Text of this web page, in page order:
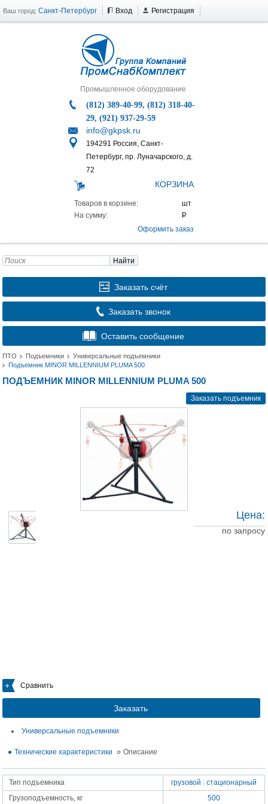
Ваш город: Санкт-Петербург Вход Регистрация
Промышленное оборудование
(812) 389-40-99, (812) 318-40-
29, (921) 937-29-59
info@gkpsk.ru
194291 Россия, Санкт-
Петербург, пр. Луначарского, д.
72
КОРЗИНА
Товаров в корзине:
На сумму:
Оформить заказ
Найти
Заказать счёт
Заказать звонок
Оставить сообщение
ПТО Подъемники
Универсальные подъемники
Подъемник MINOR MILLENNIUM PLUMA 500
ПОДЪЕМНИК MINOR MILLENNIUM PLUMA 500
Заказать подъемник
Сравнить
Заказать
Цена:
по запросу
Универсальные подъемники
Технические характеристики Описание
Тип подъемника грузовой |стационарный
Грузоподъемность, кг
500